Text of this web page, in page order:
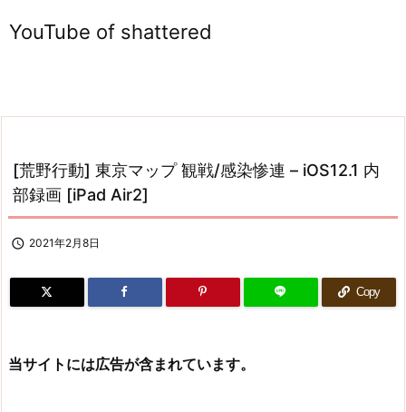
YouTube of shattered
[荒野行動] 東京マップ 観戦/感染惨連 – iOS12.1 内
部録画 [iPad Air2]
 2021年2月8日
Copy
当サイトには広告が含まれています。